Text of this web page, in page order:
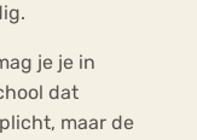
je je in
dat
maar de